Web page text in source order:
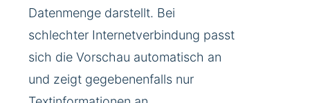
Datenmenge darstellt. Bei
schlechter Internetverbindung passt
sich die Vorschau automatisch an
und zeigt gegebenenfalls nur